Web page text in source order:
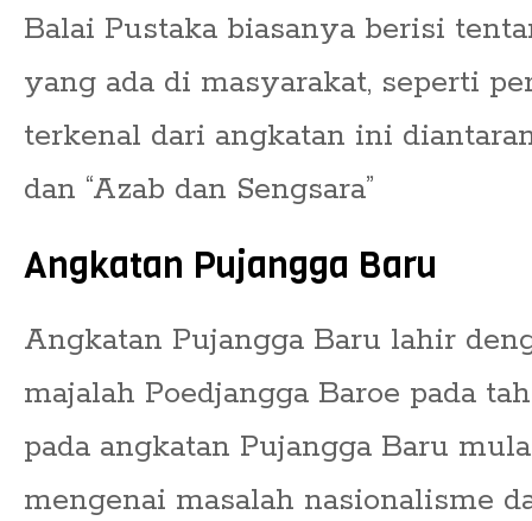
Balai Pustaka biasanya berisi
yang ada di masyarakat, seperti
terkenal dari angkatan ini
dan “Azab dan Sengsara”
Angkatan Pujangga Baru
Angkatan Pujangga Baru lahir
majalah Poedjangga Baroe pada
pada angkatan Pujangga Baru
mengenai masalah nasionalisme